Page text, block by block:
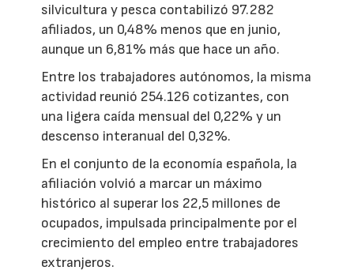
silvicultura y pesca contabilizó 97.282
afiliados, un 0,48% menos que en junio,
aunque un 6,81% más que hace un año.
Entre los trabajadores autónomos, la misma
actividad reunió 254.126 cotizantes, con
una ligera caída mensual del 0,22% y un
descenso interanual del 0,32%.
En el conjunto de la economía española, la
afiliación volvió a marcar un máximo
histórico al superar los 22,5 millones de
ocupados, impulsada principalmente por el
crecimiento del empleo entre trabajadores
extranjeros.